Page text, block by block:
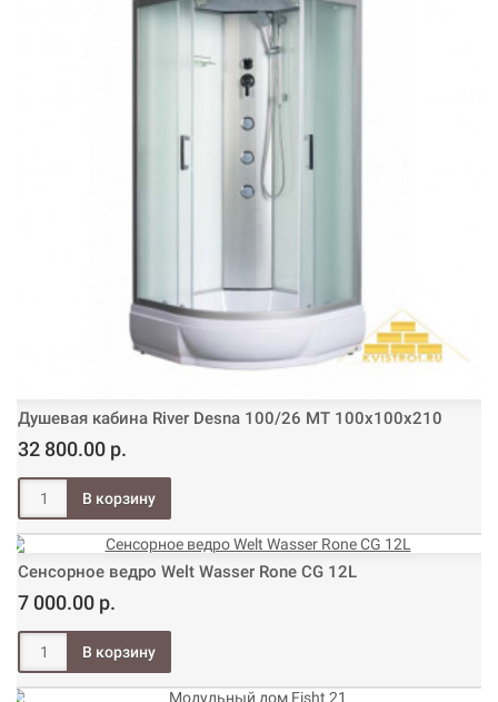
Душевая кабина River Desna 100/26 МТ 100х100х210
32 800.00 р.
Сенсорное ведро Welt Wasser Rone CG 12L
7 000.00 р.